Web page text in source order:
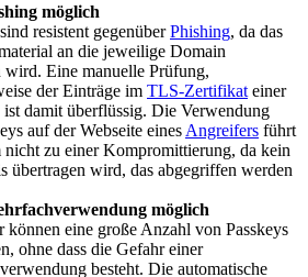
möglich
resistent gegenüberPhishing, da das
an die jeweilige Domain
wird. Eine manuelle Prüfung,
der Einträge im TLS-Zertifikat einer
ist damit überflüssig. Die Verwendung
auf der Webseite eines Angreifers führt
nicht zu einer Kompromittierung, da kein
übertragen wird, das abgegriffen werden
möglich
können eine große Anzahl von Passkeys
ohne dass die Gefahr einer
besteht. Die automatische